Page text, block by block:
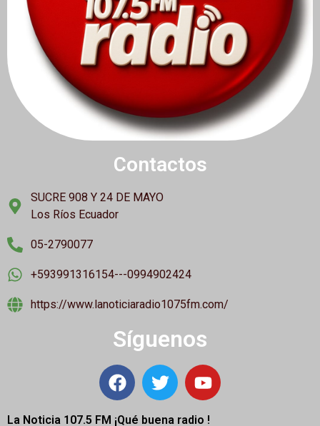
Contactos
SUCRE 908 Y 24 DE MAYO
Los Ríos Ecuador
05-2790077
+593991316154---0994902424
https://www.lanoticiaradio1075fm.com/
Síguenos
La Noticia 107.5 FM ¡Qué buena radio !